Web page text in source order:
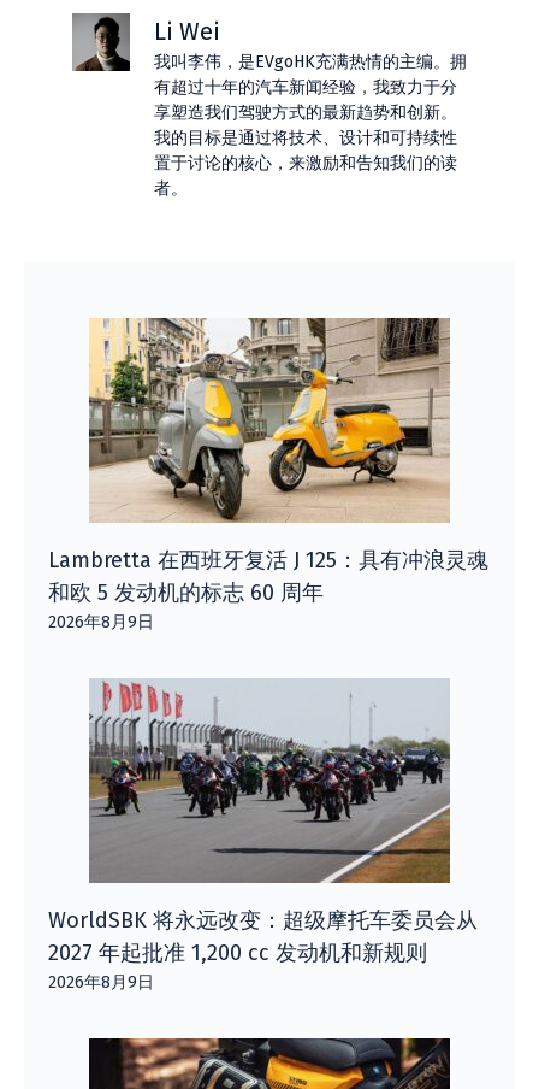
Li Wei
我叫李伟，是EVgoHK充满热情的主编。拥
有超过十年的汽车新闻经验，我致力于分
享塑造我们驾驶方式的最新趋势和创新。
我的目标是通过将技术、设计和可持续性
置于讨论的核心，来激励和告知我们的读
者。
Lambretta 在西班牙复活 J 125：具有冲浪灵魂
和欧 5 发动机的标志 60 周年
2026年8月9日
WorldSBK 将永远改变：超级摩托车委员会从
2027 年起批准 1,200 cc 发动机和新规则
2026年8月9日